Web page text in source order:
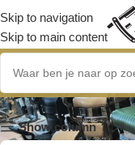
Skip to navigation
Skip to main content
Show column